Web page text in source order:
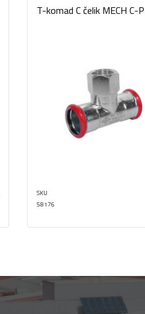
T-komad C čelik MECH C-
SKU
58176